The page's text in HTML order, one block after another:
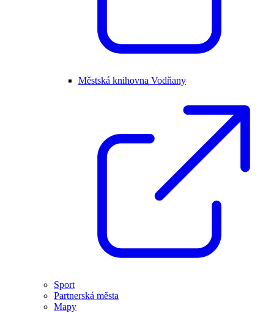
Městská knihovna Vodňany
Sport
Partnerská města
Mapy